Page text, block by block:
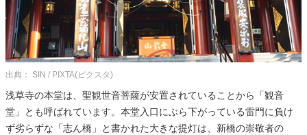
出典： SIN / PIXTA(ピクスタ)
浅草寺の本堂は、聖観世音菩薩が安置されていることから「観音
堂」とも呼ばれています。本堂入口にぶら下がっている雷門に負け
ず劣らずな「志ん橋」と書かれた大きな提灯は、新橋の崇敬者の